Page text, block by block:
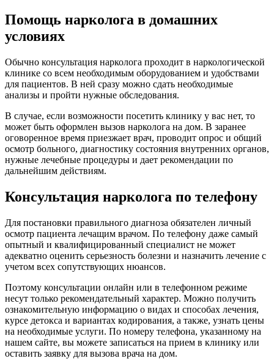
Помощь нарколога в домашних
условиях
Обычно консультация нарколога проходит в наркологической
клинике со всем необходимым оборудованием и удобствами
для пациентов. В ней сразу можно сдать необходимые
анализы и пройти нужные обследования.
В случае, если возможности посетить клинику у вас нет, то
может быть оформлен вызов нарколога на дом. В заранее
оговоренное время приезжает врач, проводит опрос и общий
осмотр больного, диагностику состояния внутренних органов,
нужные лечебные процедуры и дает рекомендации по
дальнейшим действиям.
Консультация нарколога по телефону
Для постановки правильного диагноза обязателен личный
осмотр пациента лечащим врачом. По телефону даже самый
опытный и квалифицированный специалист не может
адекватно оценить серьезность болезни и назначить лечение с
учетом всех сопутствующих нюансов.
Поэтому консультации онлайн или в телефонном режиме
несут только рекомендательный характер. Можно получить
ознакомительную информацию о видах и способах лечения,
курсе детокса и вариантах кодирования, а также, узнать цены
на необходимые услуги. По номеру телефона, указанному на
нашем сайте, вы можете записаться на прием в клинику или
оставить заявку для вызова врача на дом.